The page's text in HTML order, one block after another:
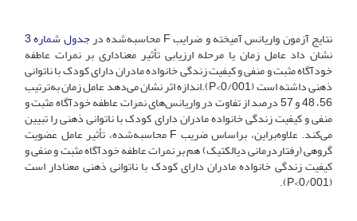
نتایج آزمون واریانس آمیخته و ضرایب F محاسبه‌شده در جدول شماره 3
نشان داد عامل زمان یا مرحله ارزیابی تأثیر معناداری بر نمرات عاطفه
خودآگاه مثبت و منفی و کیفیت زندگی خانواده مادران دارای کودک با ناتوانی
ذهنی داشته است (001/P<0).اندازه اثر نشان می‌دهد عامل زمان به‌ترتیب
56، 48 و 57 درصد از تفاوت در واریانس‌های نمرات عاطفه خودآگاه مثبت و
منفی و کیفیت زندگی خانواده مادران دارای کودک با ناتوانی ذهنی را تبیین
می‌کند. علاوه‌براین، براساس ضریب F محاسبه‌شده، تأثیر عامل عضویت
گروهی (رفتاردرمانی دیالکتیک) هم بر نمرات عاطفه خودآگاه مثبت و منفی و
کیفیت زندگی خانواده مادران دارای کودک با ناتوانی ذهنی معنادار است
(001/P<0).